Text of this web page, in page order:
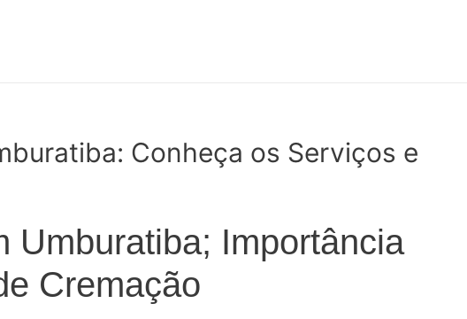
Conheça os Serviços e
Umburatiba; Importância
Cremação